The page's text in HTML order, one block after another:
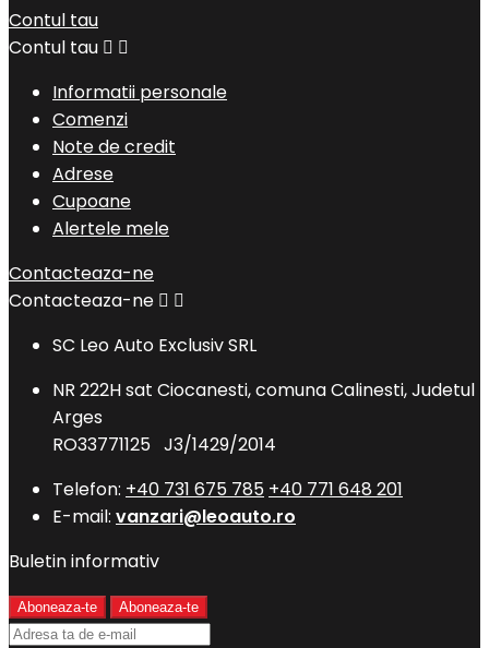
Contul tau
Contul tau  
Informatii personale
Comenzi
Note de credit
Adrese
Cupoane
Alertele mele
Contacteaza-ne
Contacteaza-ne  
SC Leo Auto Exclusiv SRL
NR 222H sat Ciocanesti, comuna Calinesti, Judetul
Arges
RO33771125 J3/1429/2014
Telefon: +40 731 675 785 +40 771 648 201
E-mail: vanzari@leoauto.ro
Buletin informativ